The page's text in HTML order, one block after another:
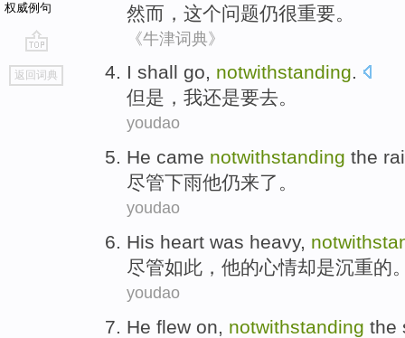
权威例句
go
top
返回词典
然而 ， 这个问题仍很重要。
《牛津词典》
I shall go, notwithstanding.
但是， 我还是要去。
youdao
He came notwithstanding the
尽管下雨他仍来了 。
youdao
His heart was heavy,
尽管如此 ， 他的心情却是沉重的
youdao
He flew on, notwithstanding the